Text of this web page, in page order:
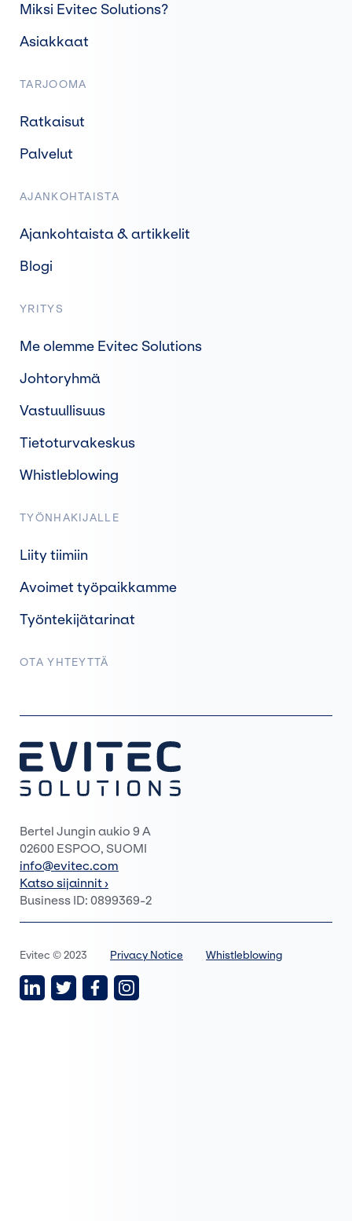
Miksi Evitec Solutions?
Asiakkaat
TARJOOMA
Ratkaisut
Palvelut
AJANKOHTAISTA
Ajankohtaista & artikkelit
Blogi
YRITYS
Me olemme Evitec Solutions
Johtoryhmä
Vastuullisuus
Tietoturvakeskus
Whistleblowing
TYÖNHAKIJALLE
Liity tiimiin
Avoimet työpaikkamme
Työntekijätarinat
OTA YHTEYTTÄ
Bertel Jungin aukio 9 A
02600 ESPOO, SUOMI
info@evitec.com
Katso sijainnit ›
Business ID: 0899369-2
Evitec © 2023 Privacy Notice Whistleblowing